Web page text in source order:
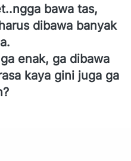
bawa tas,
dibawa banyak
enak, ga dibawa
kaya gini juga ga